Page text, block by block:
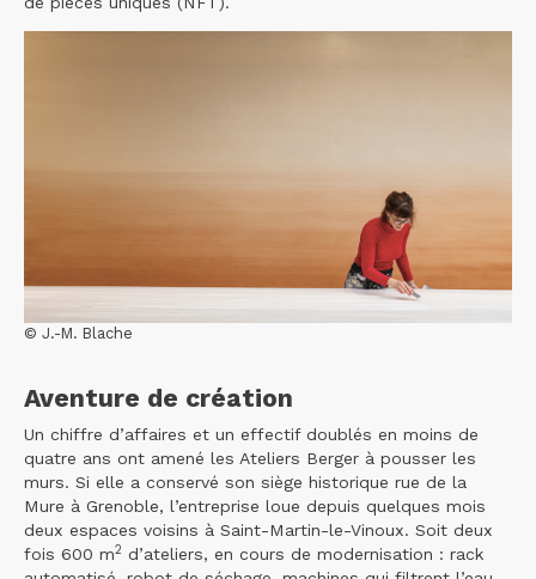
© J.-M. Blache
Aventure de création
Un chiffre d’affaires et un effectif doublés en moins de
quatre ans ont amené les Ateliers Berger à pousser les
murs. Si elle a conservé son siège historique rue de la
Mure à Grenoble, l’entreprise loue depuis quelques mois
deux espaces voisins à Saint-Martin-le-Vinoux. Soit deux
fois 600 m2 d’ateliers, en cours de modernisation : rack